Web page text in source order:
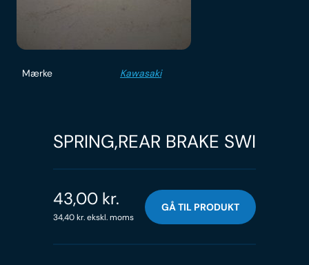
Mærke Kawasaki
SPRING,REAR BRAKE SWI
43,00 kr.
34,40kr.ekskl. moms
GÅ TIL PRODUKT